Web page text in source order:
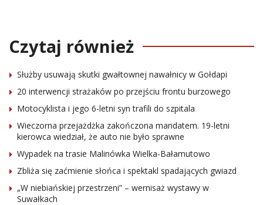
Czytaj również
Służby usuwają skutki gwałtownej nawałnicy w Gołdapi
20 interwencji strażaków po przejściu frontu burzowego
Motocyklista i jego 6-letni syn trafili do szpitala
Wieczorna przejażdżka zakończona mandatem. 19-letni
kierowca wiedział, że auto nie było sprawne
Wypadek na trasie Malinówka Wielka-Bałamutowo
Zbliża się zaćmienie słońca i spektakl spadających gwiazd
„W niebiańskiej przestrzeni” – wernisaż wystawy w
Suwałkach